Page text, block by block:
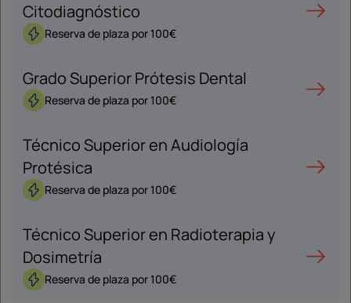
Citodiagnóstico
Reserva de plaza por 100€
Grado Superior Prótesis Dental
Reserva de plaza por 100€
Técnico Superior en Audiología
Protésica
Reserva de plaza por 100€
Técnico Superior en Radioterapia y
Dosimetría
Reserva de plaza por 100€